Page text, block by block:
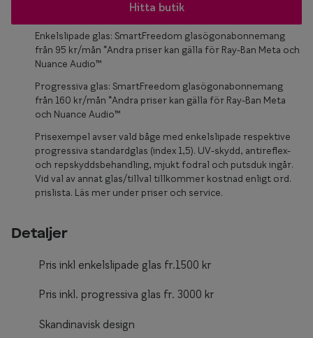
Hitta butik
Enkelslipade glas: SmartFreedom glasögonabonnemang
från 95 kr/mån *Andra priser kan gälla för Ray-Ban Meta och
Nuance Audio™
Progressiva glas: SmartFreedom glasögonabonnemang
från 160 kr/mån *Andra priser kan gälla för Ray-Ban Meta
och Nuance Audio™
Prisexempel avser vald båge med enkelslipade respektive
progressiva standardglas (index 1,5). UV-skydd, antireflex-
och repskyddsbehandling, mjukt fodral och putsduk ingår.
Vid val av annat glas/tillval tillkommer kostnad enligt ord.
prislista. Läs mer under priser och service.
Detaljer
Pris inkl enkelslipade glas fr.1500 kr
Pris inkl. progressiva glas fr. 3000 kr
Skandinavisk design